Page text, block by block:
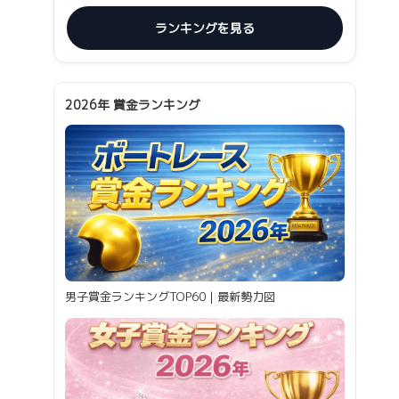
ランキングを見る
2026年 賞金ランキング
男子賞金ランキングTOP60｜最新勢力図